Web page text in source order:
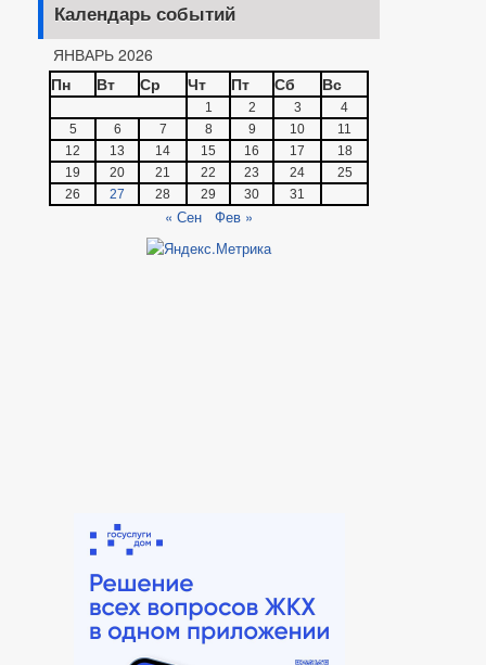
Календарь событий
ЯНВАРЬ 2026
Пн
Вт Ср Чт Пт Сб Вс
1 2 3
4
5
6 7 8 9 10
11
12
13 14 15 16 17
18
19
20 21 22 23 24
25
26
27 28 29 30 31
« Сен Фев »